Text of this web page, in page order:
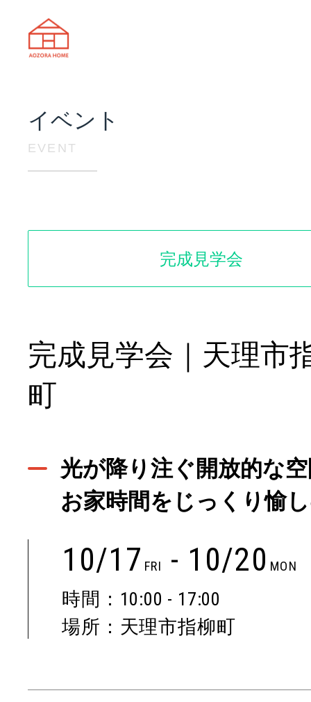
イベント
EVENT
完成見学会
完成見学会｜天理市
町
光が降り注ぐ開放的な
お家時間をじっくり愉
10/17 FRI - 10/20 MON
時間：10:00 - 17:00
場所：天理市指柳町